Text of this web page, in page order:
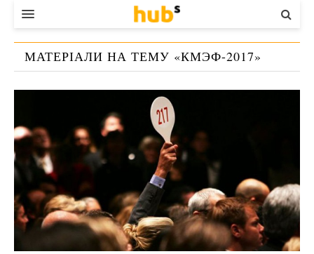
ВЛАДА
ЕКОНОМІКА
СТАРТЕР
КОНТАКТИ
МАТЕРІАЛИ НА ТЕМУ «КМЭФ-2017»